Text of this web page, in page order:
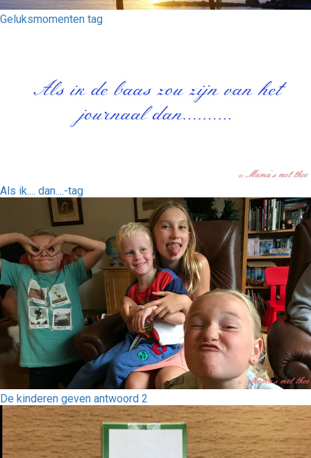
Geluksmomenten tag
Als ik.... dan....-tag
De kinderen geven antwoord 2